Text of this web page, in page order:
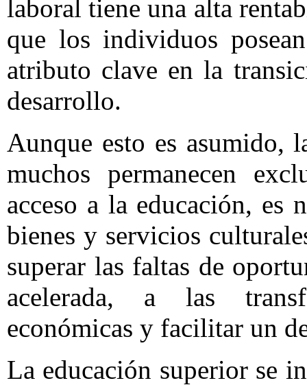
laboral tiene una alta
que los individuos
atributo clave en la
desarrollo.
Aunque esto es asumido,
muchos permanecen
acceso a la educación, es
bienes y servicios
superar las faltas de
acelerada, a las
económicas y facilitar un
La educación superior se